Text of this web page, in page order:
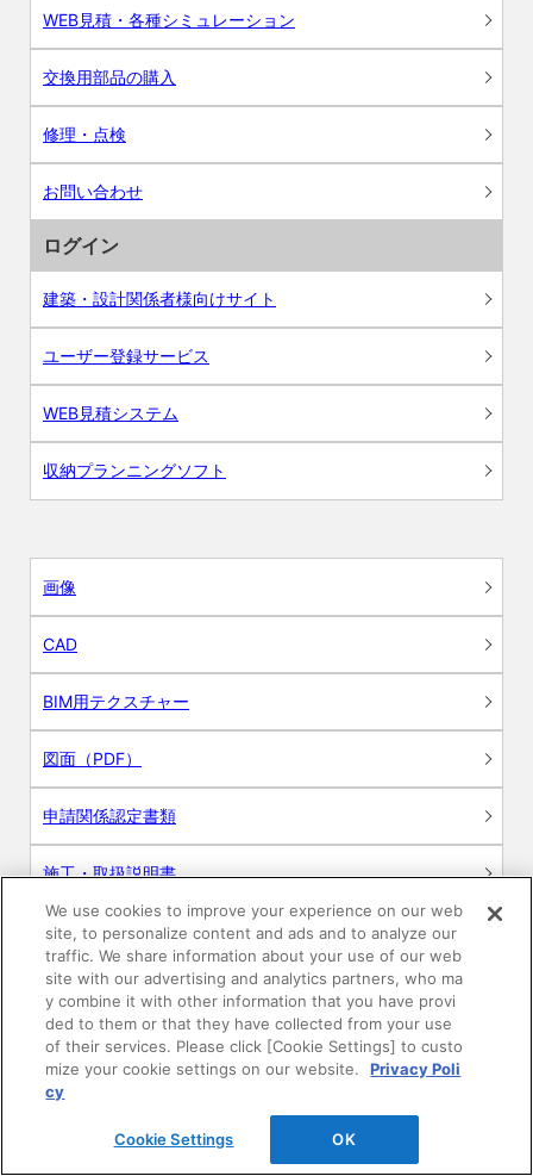
WEB見積・各種シミュレーション
交換用部品の購入
修理・点検
お問い合わせ
ログイン
建築・設計関係者様向けサイト
ユーザー登録サービス
WEB見積システム
収納プランニングソフト
画像
CAD
BIM用テクスチャー
図面（PDF）
申請関係認定書類
施工・取扱説明書
動画
シミュレーションツール
24時間換気システム〈エアスマート〉
簡易設計見積ソフト
R&Dセンター環境測定・分析サービス
We use cookies to improve your experience on our web
site, to personalize content and ads and to analyze our
traffic. We share information about your use of our web
site with our advertising and analytics partners, who ma
y combine it with other information that you have provi
ded to them or that they have collected from your use
of their services. Please click [Cookie Settings] to custo
mize your cookie settings on our website.
Privacy Poli
cy
Cookie Settings OK